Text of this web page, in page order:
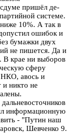
пришёл де-
системе.
10%. А так в
ошибок и
бумажки двух
не пишется. Да и
В крае ни выборов
сферу
авось и
и никто не
информационную
- "Путин наш
Шевченко 9.